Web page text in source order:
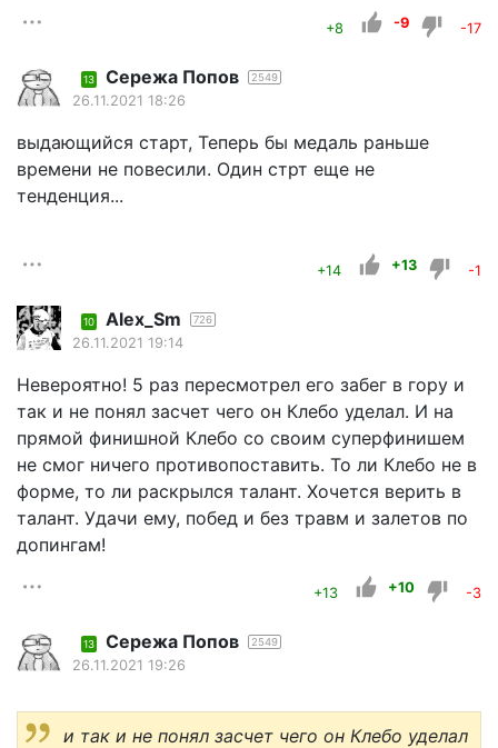
+8 -9 -17
13 Сережа Попов 2549
26.11.2021 18:26
выдающийся старт, Теперь бы медаль раньше
времени не повесили. Один стрт еще не
тенденция...
+14 +13 -1
10 Alex_Sm 726
26.11.2021 19:14
Невероятно! 5 раз пересмотрел его забег в гору и
так и не понял засчет чего он Клебо уделал. И на
прямой финишной Клебо со своим суперфинишем
не смог ничего противопоставить. То ли Клебо не в
форме, то ли раскрылся талант. Хочется верить в
талант. Удачи ему, побед и без травм и залетов по
допингам!
+13 +10 -3
13 Сережа Попов 2549
26.11.2021 19:26
и так и не понял засчет чего он Клебо уделал